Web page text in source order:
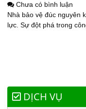
Chưa có bình luận
Nhà bảo vệ đúc nguyên
lực. Sự đột phá trong
DỊCH VỤ